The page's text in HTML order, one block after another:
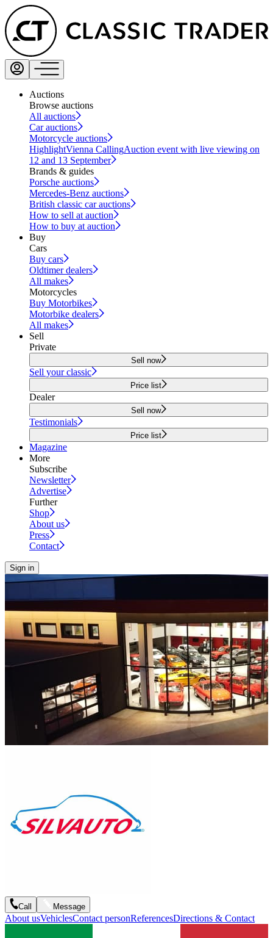
Auctions
Browse auctions
All auctions
Car auctions
Motorcycle auctions
HighlightVienna CallingAuction event with live viewing on
12 and 13 September
Brands & guides
Porsche auctions
Mercedes-Benz auctions
British classic car auctions
How to sell at auction
How to buy at auction
Buy
Cars
Buy cars
Oldtimer dealers
All makes
Motorcycles
Buy Motorbikes
Motorbike dealers
All makes
Sell
Private
Sell now
Sell your classic
Price list
Dealer
Sell now
Testimonials
Price list
Magazine
More
Subscribe
Newsletter
Advertise
Further
Shop
About us
Press
Contact
Sign in
Call Message
About usVehiclesContact personReferencesDirections & Contact